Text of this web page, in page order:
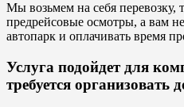
Мы возьмем на себя перевозку,
предрейсовые осмотры, а вам
автопарк и оплачивать время
Услуга подойдет для
требуется организовать